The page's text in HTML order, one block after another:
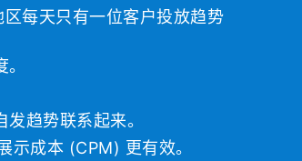
每天只有一位客户投放趋势
趋势联系起来。
示成本 (CPM) 更有效。